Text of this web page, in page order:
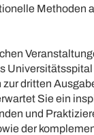
Methoden
dritten
Sie ein
und
der